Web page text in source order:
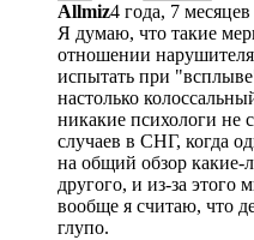
Allmiz4 года, 7 месяцев
Я думаю, что такие
отношении
испытать при
настолько
никакие психологи не
случаев в СНГ, когда
на общий обзор
другого, и из-за этого
вообще я считаю, что
глупо.